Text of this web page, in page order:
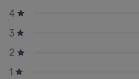
4
3
2
1